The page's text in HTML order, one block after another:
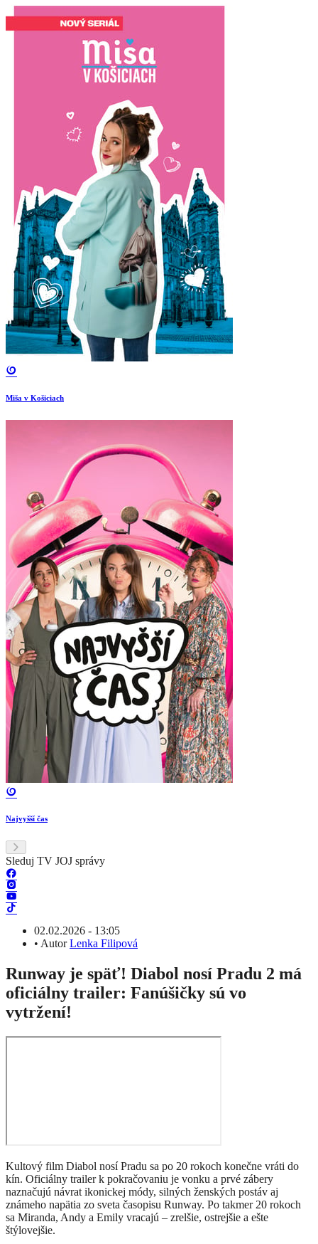
Miša v Košiciach
Najvyšší čas
Sleduj TV JOJ správy
02.02.2026 - 13:05
• AutorLenka Filipová
Runway je späť! Diabol nosí Pradu 2 má
oficiálny trailer: Fanúšičky sú vo
vytržení!
Kultový film Diabol nosí Pradu sa po 20 rokoch konečne vráti do
kín. Oficiálny trailer k pokračovaniu je vonku a prvé zábery
naznačujú návrat ikonickej módy, silných ženských postáv aj
známeho napätia zo sveta časopisu Runway. Po takmer 20 rokoch
sa Miranda, Andy a Emily vracajú – zrelšie, ostrejšie a ešte
štýlovejšie.